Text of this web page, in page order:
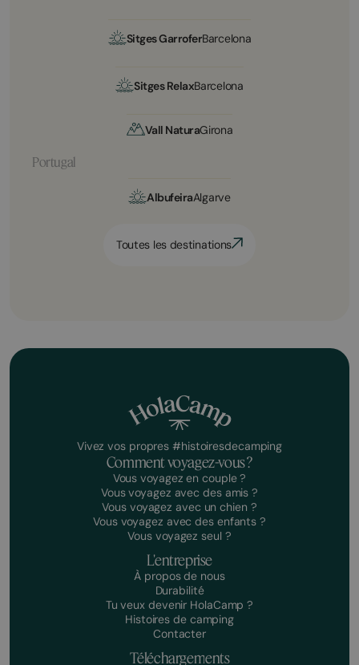
Sitges GarroferBarcelona
Sitges RelaxBarcelona
Vall NaturaGirona
Portugal
AlbufeiraAlgarve
Toutes les destinations
Vivez vos propres #histoiresdecamping
Comment voyagez-vous ?
Vous voyagez en couple ?
Vous voyagez avec des amis ?
Vous voyagez avec un chien ?
Vous voyagez avec des enfants ?
Vous voyagez seul ?
L'entreprise
À propos de nous
Durabilité
Tu veux devenir HolaCamp ?
Histoires de camping
Contacter
Téléchargements